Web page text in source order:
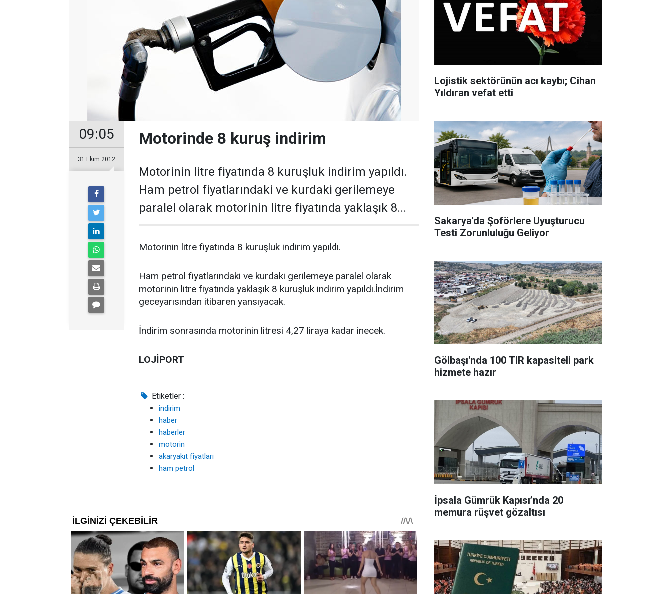
09:05
31 Ekim 2012
Motorinde 8 kuruş indirim
Motorinin litre fiyatında 8 kuruşluk indirim yapıldı.
Ham petrol fiyatlarındaki ve kurdaki gerilemeye
paralel olarak motorinin litre fiyatında yaklaşık 8...
Motorinin litre fiyatında 8 kuruşluk indirim yapıldı.
Ham petrol fiyatlarındaki ve kurdaki gerilemeye paralel olarak
motorinin litre fiyatında yaklaşık 8 kuruşluk indirim yapıldı.İndirim
geceyarısından itibaren yansıyacak.
İndirim sonrasında motorinin litresi 4,27 liraya kadar inecek.
LOJİPORT
Etiketler :
indirim
haber
haberler
motorin
akaryakıt fiyatları
ham petrol
Lojistik sektörünün acı kaybı; Cihan
Yıldıran vefat etti
Sakarya'da Şoförlere Uyuşturucu
Testi Zorunluluğu Geliyor
Gölbaşı'nda 100 TIR kapasiteli park
hizmete hazır
İpsala Gümrük Kapısı’nda 20
memura rüşvet gözaltısı